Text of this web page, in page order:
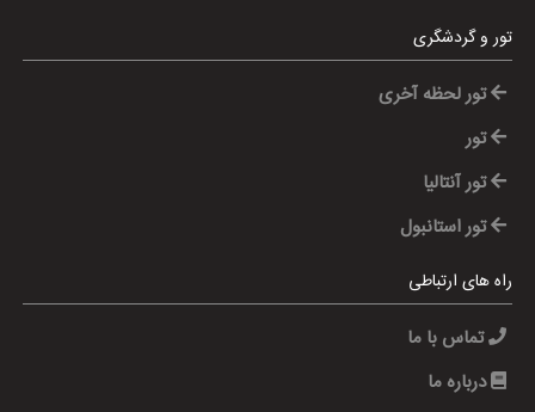
تور و گردشگری
تور لحظه آخری
تور
تور آنتالیا
تور استانبول
راه های ارتباطی
تماس با ما
درباره ما